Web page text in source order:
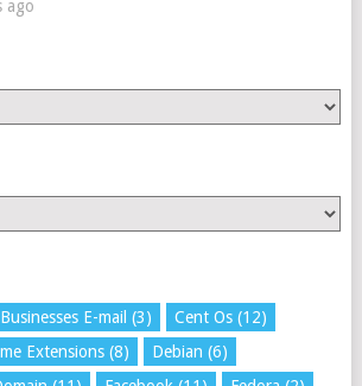
ago
Businesses E-mail (3) Cent Os(12)
Extensions(8) Debian (6)